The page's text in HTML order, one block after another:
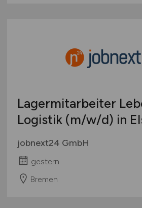
Lagermitarbeiter
Logistik (m/w/d) in
jobnext24 GmbH
gestern
Bremen